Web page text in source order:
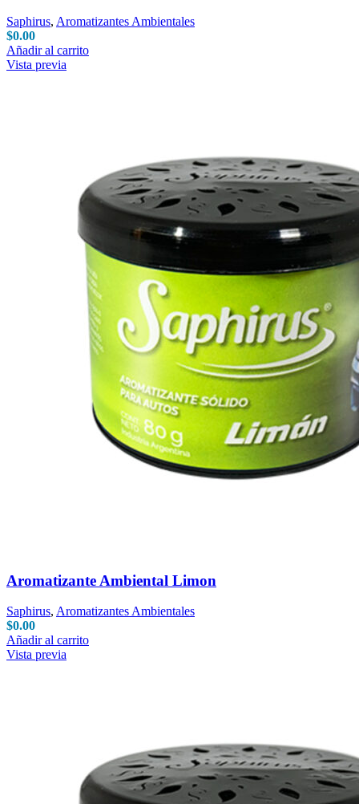
Saphirus, Aromatizantes Ambientales
$0.00
Añadir al carrito
Vista previa
Aromatizante Ambiental Limon
Saphirus, Aromatizantes Ambientales
$0.00
Añadir al carrito
Vista previa